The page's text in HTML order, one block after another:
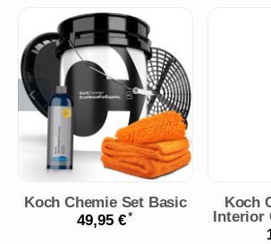
Koch Chemie Set Basic
49,95 €*
Koch
Interior